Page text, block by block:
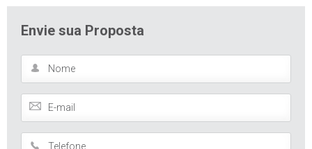
Envie sua Proposta